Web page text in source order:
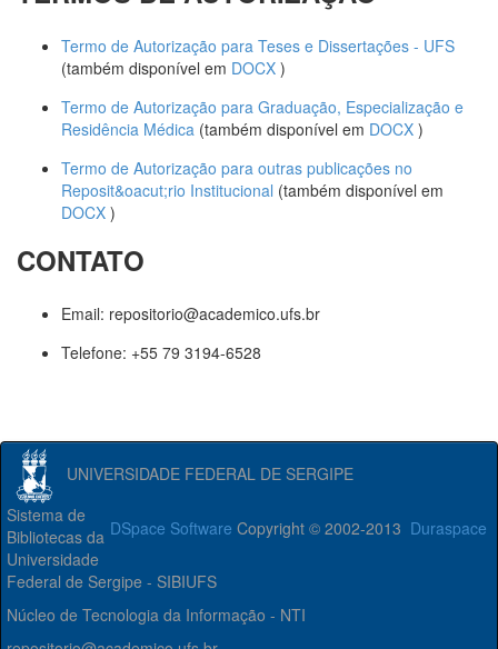
Termo de Autorização para Teses e Dissertações - UFS
(também disponível em DOCX )
Termo de Autorização para Graduação, Especialização e
Residência Médica (também disponível em DOCX )
Termo de Autorização para outras publicações no
Reposit&oacut;rio Institucional (também disponível em
DOCX )
CONTATO
Email: repositorio@academico.ufs.br
Telefone: +55 79 3194-6528
UNIVERSIDADE FEDERAL DE SERGIPE
DSpace Software Copyright © 2002-2013 Duraspace
Sistema de
Bibliotecas da
Universidade
Federal de Sergipe - SIBIUFS
Núcleo de Tecnologia da Informação - NTI